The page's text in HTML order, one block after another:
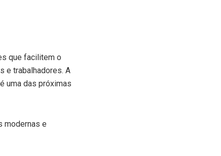
que facilitem o
e trabalhadores. A
uma das próximas
modernas e